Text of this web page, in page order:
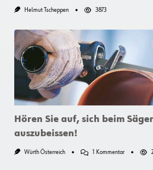
Helmut Tscheppen 3873
Hören Sie auf, sich beim
auszubeissen!
Würth Österreich 1 KommentarZu